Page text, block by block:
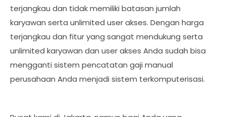
terjangkau dan tidak memiliki batasan jumlah
karyawan serta unlimited user akses. Dengan harga
terjangkau dan fitur yang sangat mendukung serta
unlimited karyawan dan user akses Anda sudah bisa
mengganti sistem pencatatan gaji manual
perusahaan Anda menjadi sistem terkomputerisasi.